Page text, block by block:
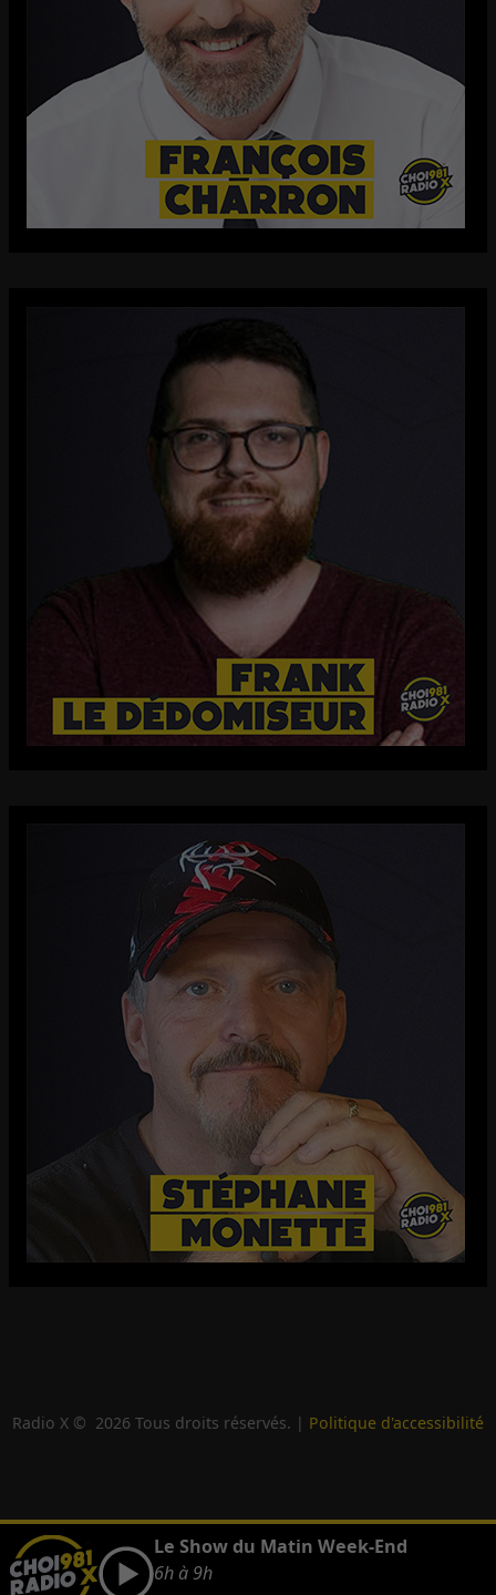
Radio X © 2026 Tous droits réservés. | Politique d'accessibilité
Le Show du Matin Week-End
6h à 9h